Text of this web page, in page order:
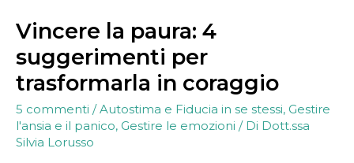
Vincere la paura: 4
suggerimenti per
trasformarla in coraggio
5 commenti /Autostima e Fiducia in se stessi, Gestire
l'ansia e il panico, Gestire le emozioni / Di Dott.ssa
Silvia Lorusso